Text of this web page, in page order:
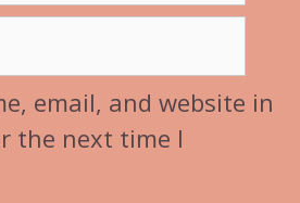
email, and website in
the next time I